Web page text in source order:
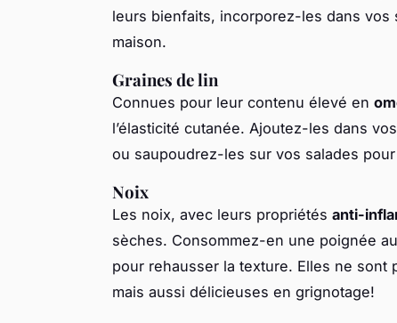
leurs bienfaits, incorporez-les dans vos
maison.
Graines de lin
Connues pour leur contenu élevé en
l’élasticité cutanée. Ajoutez-les dans
ou saupoudrez-les sur vos salades
Noix
Les noix, avec leurs propriétés anti-
sèches. Consommez-en une poignée
pour rehausser la texture. Elles ne
mais aussi délicieuses en grignotage!